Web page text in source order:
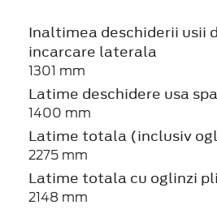
Inaltimea deschiderii usii
incarcare laterala
1301 mm
Latime deschidere usa
1400 mm
Latime totala (inclusiv
2275 mm
Latime totala cu oglinzi
2148 mm